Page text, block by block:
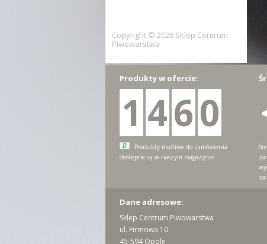
Copyright © 2026 Sklep Centrum
Piwowarstwa
Produkty w ofercie:
1 460
D
Produkty możliwe do zamówienia
dostępne są w naszym magazynie.
Dane adresowe:
Sklep Centrum Piwowarstwa
ul. Firmowa 10
45-594 Opole